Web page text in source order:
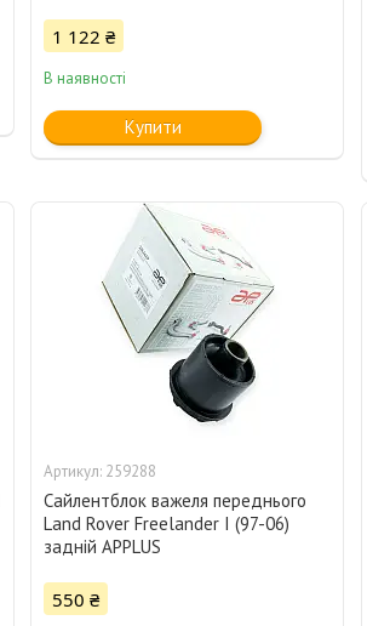
1 122 ₴
В наявності
Купити
259288
Сайлентблок важеля переднього
Land Rover Freelander I (97-06)
задній APPLUS
550 ₴